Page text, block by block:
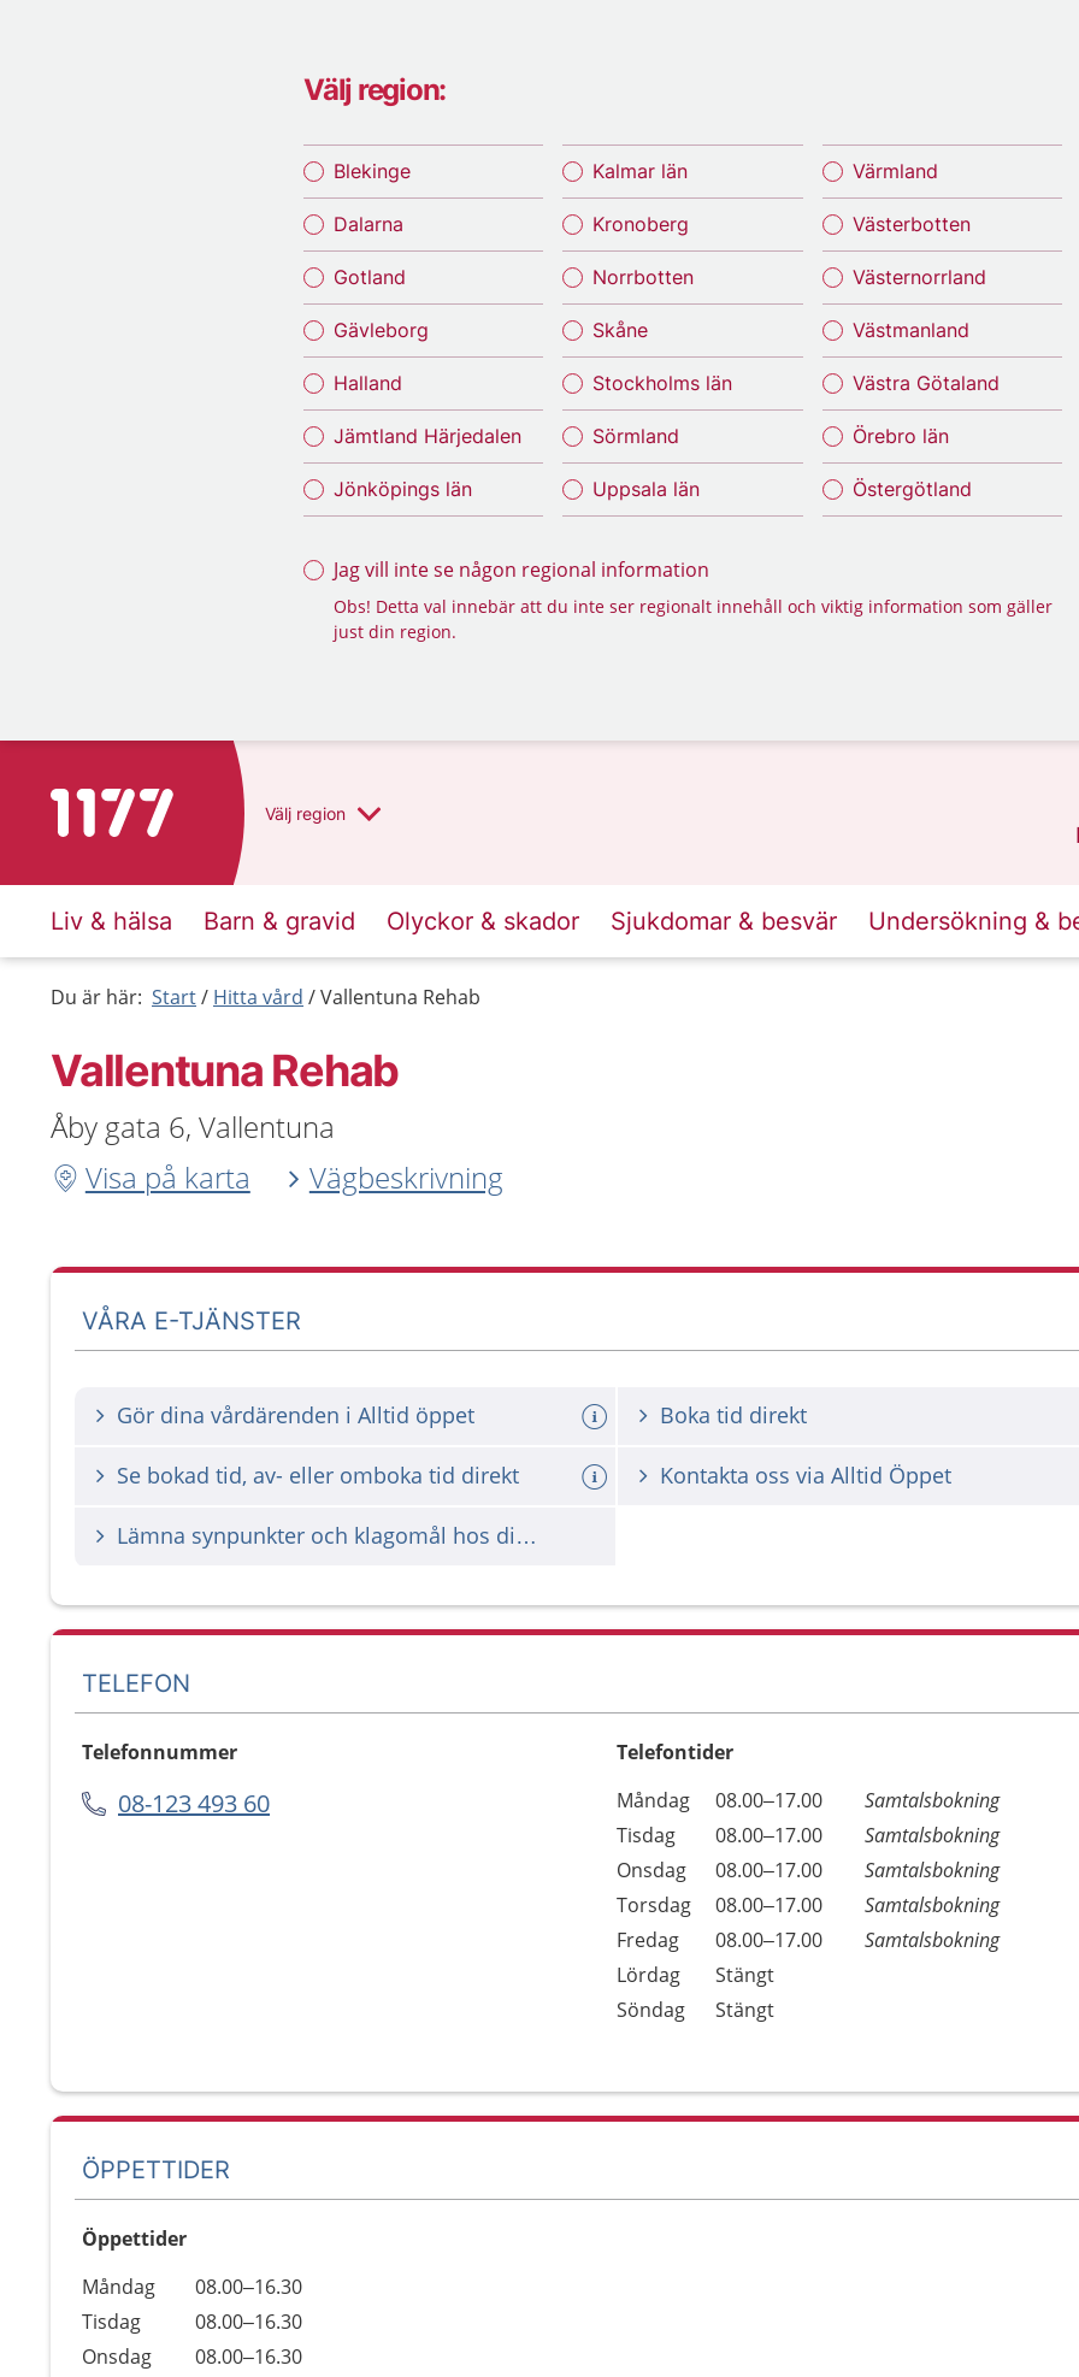
Välj region:
Blekinge
Dalarna
Gotland
Gävleborg
Halland
Jämtland Härjedalen
Jönköpings län
Kalmar län
Kronoberg
Norrbotten
Skåne
Stockholms län
Sörmland
Uppsala län
Värmland
Västerbotten
Västernorrland
Västmanland
Västra Götaland
Örebro län
Östergötland
Jag vill inte se någon regional information
Obs! Detta val innebär att du inte ser regionalt innehåll och viktig information som gäller
just din region.
Till startsidan för 1177 Välj region
Liv & hälsa Barn & gravid Olyckor & skador Sjukdomar & besvär Undersökning &
Du är här: Start Hitta vård Vallentuna Rehab
Vallentuna Rehab
Åby gata 6, Vallentuna
Visa på karta
Vägbeskrivning
VÅRA E-TJÄNSTER
Gör dina vårdärenden i Alltid öppet Boka tid direkt
Se bokad tid, av- eller omboka tid direkt Kontakta oss via Alltid Öppet
Lämna synpunkter och klagomål hos din vårdgivare
TELEFON
Telefonnummer
08-123 493 60
Telefontider
Dag
Öppettider
Kommentarer
Måndag 08.00–17.00
Samtalsbokning
Tisdag
08.00–17.00
Samtalsbokning
Onsdag
08.00–17.00
Samtalsbokning
Torsdag
08.00–17.00
Samtalsbokning
Fredag
08.00–17.00
Samtalsbokning
Lördag
Stängt
Söndag
Stängt
ÖPPETTIDER
Öppettider
Dag
Öppettider
Kommentarer
Måndag
08.00–16.30
Tisdag
08.00–16.30
Onsdag
08.00–16.30